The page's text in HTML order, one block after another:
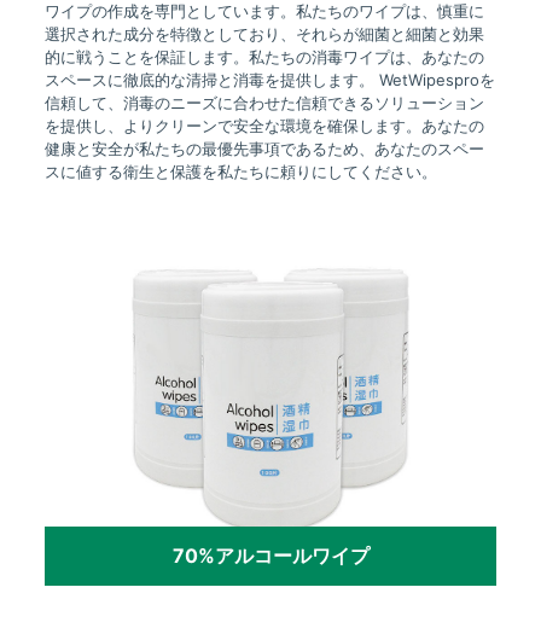
ワイプの作成を専門としています。私たちのワイプは、慎重に
選択された成分を特徴としており、それらが細菌と細菌と効果
的に戦うことを保証します。私たちの消毒ワイプは、あなたの
スペースに徹底的な清掃と消毒を提供します。 WetWipesproを
信頼して、消毒のニーズに合わせた信頼できるソリューション
を提供し、よりクリーンで安全な環境を確保します。あなたの
健康と安全が私たちの最優先事項であるため、あなたのスペー
スに値する衛生と保護を私たちに頼りにしてください。
70%アルコールワイプ